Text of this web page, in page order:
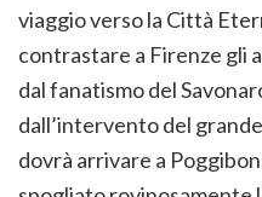
viaggio verso la Città
contrastare a Firenze gli
dal fanatismo del
dall’intervento del
dovrà arrivare a